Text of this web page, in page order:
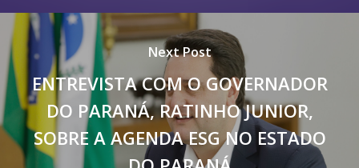
Next Post
ENTREVISTA COM O GOVERNADOR
DO PARANÁ, RATINHO JUNIOR,
SOBRE A AGENDA ESG NO ESTADO